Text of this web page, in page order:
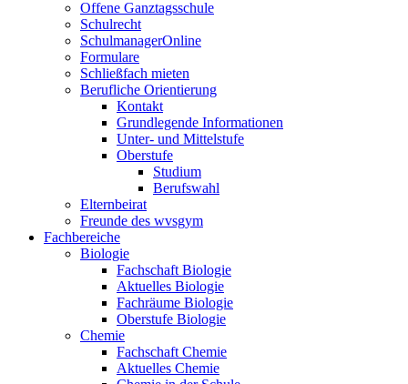
Offene Ganztagsschule
Schulrecht
SchulmanagerOnline
Formulare
Schließfach mieten
Berufliche Orientierung
Kontakt
Grundlegende Informationen
Unter- und Mittelstufe
Oberstufe
Studium
Berufswahl
Elternbeirat
Freunde des wvsgym
Fachbereiche
Biologie
Fachschaft Biologie
Aktuelles Biologie
Fachräume Biologie
Oberstufe Biologie
Chemie
Fachschaft Chemie
Aktuelles Chemie